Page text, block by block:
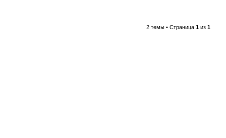
2 темы • Страница 1 из 1